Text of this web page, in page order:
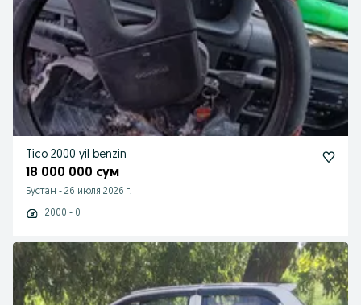
Tico 2000 yil benzin
18 000 000 сум
Бустан - 26 июля 2026 г.
2000 - 0